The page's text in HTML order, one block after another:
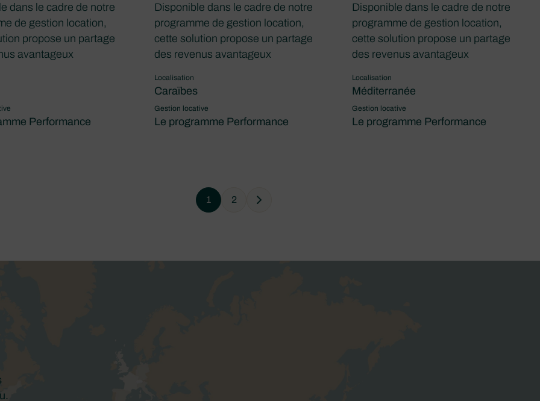
dans le cadre de notre
de gestion location,
propose un partage
avantageux
Performance
Disponible dans le cadre de notre
programme de gestion location,
cette solution propose un partage
des revenus avantageux
Localisation
Caraïbes
Gestion locative
Le programme Performance
Disponible dans le cadre de notre
programme de gestion location,
cette solution propose un partage
des revenus avantageux
Localisation
Méditerranée
Gestion locative
Le programme Performance
1 2 Next